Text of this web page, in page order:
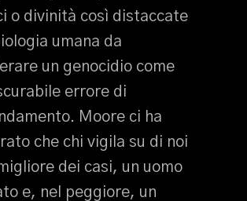
o divinità così distaccate
umana da
un genocidio come
errore di
Moore ci ha
che chi vigila su di noi
dei casi, un uomo
e, nel peggiore, un